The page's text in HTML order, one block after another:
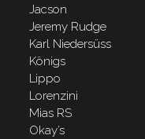
Jacson
Jeremy Rudge
Karl Niedersüss
Königs
Lippo
Lorenzini
Mias RS
Okay’s